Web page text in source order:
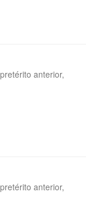
anterior,
anterior,